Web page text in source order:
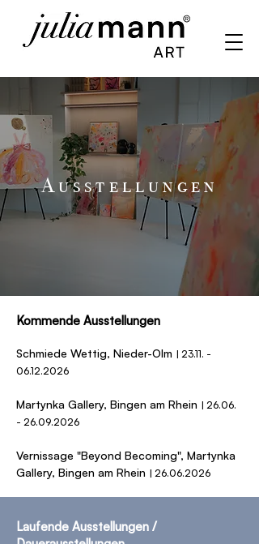
Ausstellungen
Kommende Ausstellungen
Schmiede Wettig, Nieder-Olm | 23.11. -
06.12.2026
Martynka Gallery, Bingen am Rhein | 26.06.
- 26.09.2026
Vernissage "Beyond Becoming", Martynka
Gallery, Bingen am Rhein | 26.06.2026
Laufende Ausstellungen /